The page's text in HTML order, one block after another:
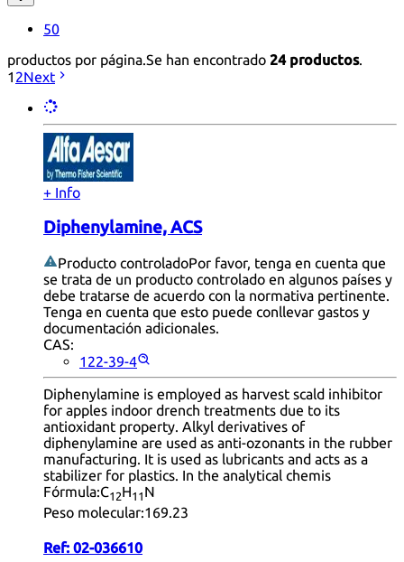
50
productos por página.Se han encontrado 24 productos.
1 2Next
+ Info
Diphenylamine, ACS
Producto controladoPor favor, tenga en cuenta que
se trata de un producto controlado en algunos países y
debe tratarse de acuerdo con la normativa pertinente.
Tenga en cuenta que esto puede conllevar gastos y
documentación adicionales.
CAS:
122-39-4
Diphenylamine is employed as harvest scald inhibitor
for apples indoor drench treatments due to its
antioxidant property. Alkyl derivatives of
diphenylamine are used as anti-ozonants in the rubber
manufacturing. It is used as lubricants and acts as a
stabilizer for plastics. In the analytical chemis
Fórmula:C12H11 N
Peso molecular:169.23
Ref: 02-036610